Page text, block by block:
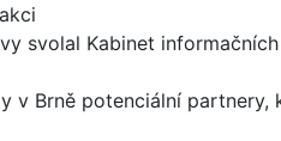
svolal Kabinet
v Brně potenciální partnery,